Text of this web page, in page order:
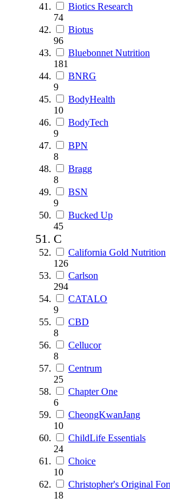
Biotics Research
74
Biotus
96
Bluebonnet Nutrition
181
BNRG
9
BodyHealth
10
BodyTech
9
BPN
8
Bragg
8
BSN
9
Bucked Up
45
C
California Gold Nutrition
126
Carlson
294
CATALO
9
CBD
8
Cellucor
8
Centrum
25
Chapter One
6
CheongKwanJang
10
ChildLife Essentials
24
Choice
10
Christopher's Original
18